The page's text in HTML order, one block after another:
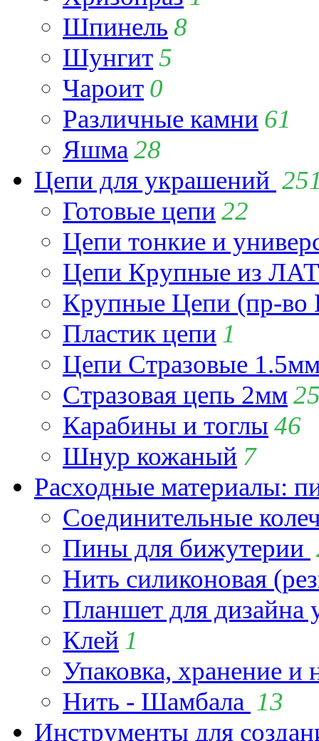
Шпинель 8
Шунгит5
Чароит 0
Различные камни 61
Яшма 28
Цепи для украшений
Готовые цепи 22
Цепи тонкие и
Цепи Крупные из
Крупные Цепи (пр-во
Пластик цепи 1
Цепи Стразовые
Стразовая цепь 2мм
Карабины и тоглы 46
Шнур кожаный 7
Расходные материалы:
Соединительные
Пины для бижутерии
Нить силиконовая
Планшет для
Клей 1
Упаковка, хранение и
Нить - Шамбала 13
Инструменты для